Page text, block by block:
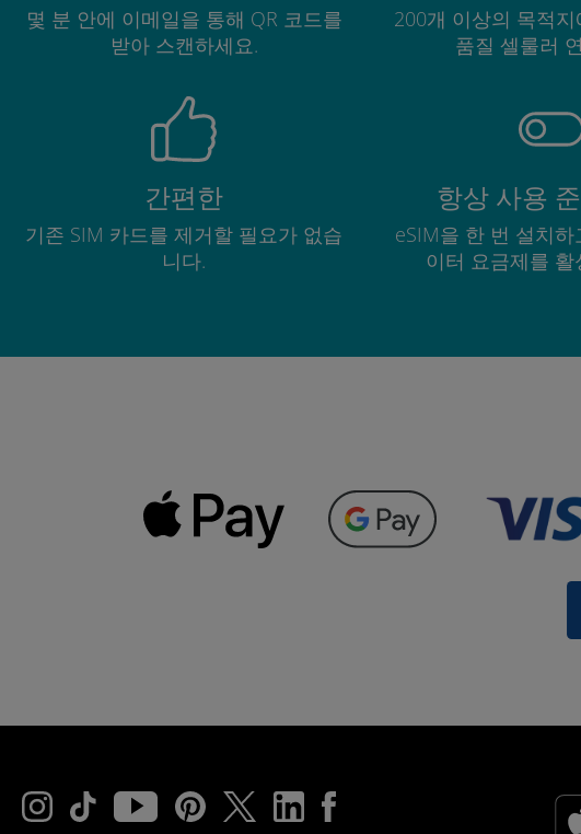
몇 분 안에 이메일을 통해 QR 코드를
받아 스캔하세요.
200개 이상의 목적
품질 셀룰러
간편한
기존 SIM 카드를 제거할 필요가 없습
니다.
항상 사용
eSIM을 한 번 설치
이터 요금제를 활